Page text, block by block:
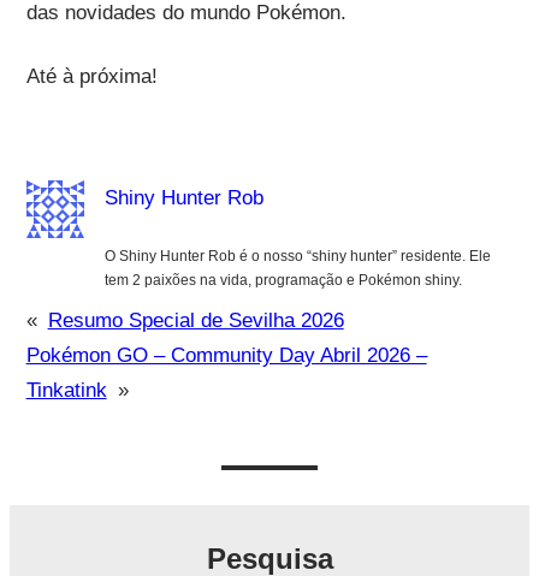
das novidades do mundo Pokémon.
Até à próxima!
Shiny Hunter Rob
O Shiny Hunter Rob é o nosso “shiny hunter” residente. Ele
tem 2 paixões na vida, programação e Pokémon shiny.
« Resumo Special de Sevilha 2026
Pokémon GO – Community Day Abril 2026 –
Tinkatink »
Pesquisa